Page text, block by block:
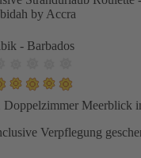
by Accra
- Barbados
Doppelzimmer Meerblick
Verpflegung